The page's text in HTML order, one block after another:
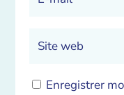
Enregistrer